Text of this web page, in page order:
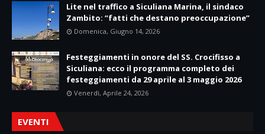
Lite nel traffico a Siculiana Marina, il sindaco
Zambito: “fatti che destano preoccupazione”
Domenica, Giugno 14, 2026
Festeggiamenti in onore del SS. Crocifisso a
Siculiana: ecco il programma completo dei
festeggiamenti da 29 aprile al 3 maggio 2026
Venerdì, Aprile 24, 2026
EVENTI